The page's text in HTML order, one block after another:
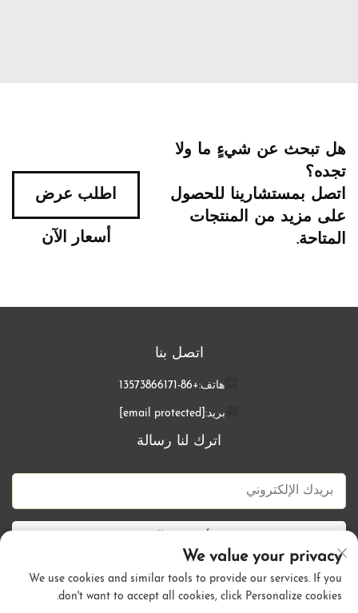
هل تبحث عن شيءٍ ما ولا
تجده؟
اتصل بمستشارينا للحصول
على مزيد من المنتجات
المتاحة.
اطلب عرض
أسعار الآن
اتصل بنا
هاتف:+86-13573866171
بريد: [email protected]
اترك لنا رسالة
We value your privacy
We use cookies and similar tools to provide our services. If you
don't want to accept all cookies, click Personalize cookies.